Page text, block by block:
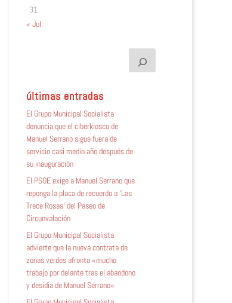
31
« Jul
últimas entradas
El Grupo Municipal Socialista
denuncia que el ciberkiosco de
Manuel Serrano sigue fuera de
servicio casi medio año después de
su inauguración
El PSOE exige a Manuel Serrano que
reponga la placa de recuerdo a ‘Las
Trece Rosas’ del Paseo de
Circunvalación
El Grupo Municipal Socialista
advierte que la nueva contrata de
zonas verdes afronta «mucho
trabajo por delante tras el abandono
y desidia de Manuel Serrano»